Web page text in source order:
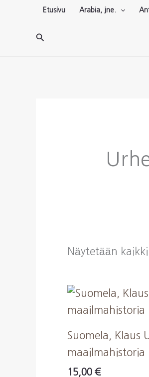
Etusivu Arabia, jne.
Hae
Näytetään
Suomela, Klaus
maailmahistoria
15,00 €